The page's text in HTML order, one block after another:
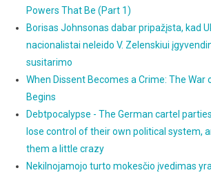
Powers That Be (Part 1)
Borisas Johnsonas dabar pripažįsta, kad
nacionalistai neleido V. Zelenskiui
susitarimo
When Dissent Becomes a Crime: The War
Begins
Debtpocalypse - The German cartel
lose control of their own political system,
them a little crazy
Nekilnojamojo turto mokesčio įvedimas